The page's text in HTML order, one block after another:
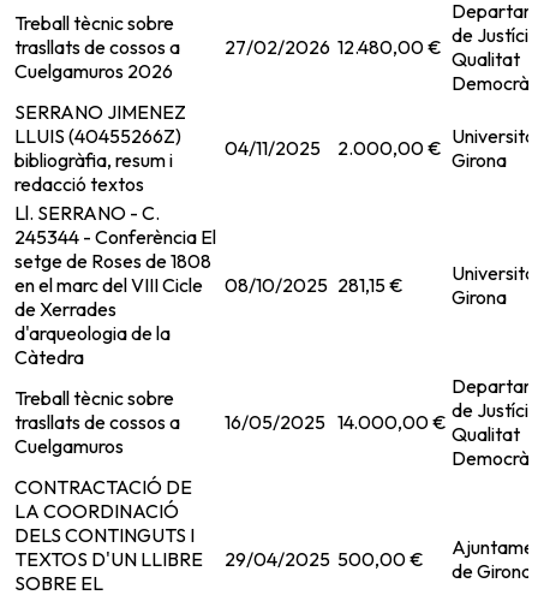
Treball tècnic sobre
trasllats de cossos a
Cuelgamuros 2026
27/02/2026 12.480,00 € de
Qualitat
SERRANO JIMENEZ
LLUIS (40455266Z)
bibliogràfia, resum i
redacció textos
04/11/2025 2.000,00 € Girona
Ll. SERRANO - C.
245344 - Conferència El
setge de Roses de 1808
en el marc del VIII Cicle
de Xerrades
d'arqueologia de la
Càtedra
08/10/2025 281,15 €
Girona
Treball tècnic sobre
trasllats de cossos a
Cuelgamuros
16/05/2025 14.000,00 € de
Qualitat
CONTRACTACIÓ DE
LA COORDINACIÓ
DELS CONTINGUTS I
TEXTOS D'UN LLIBRE
SOBRE EL
29/04/2025 500,00 €
de Girona